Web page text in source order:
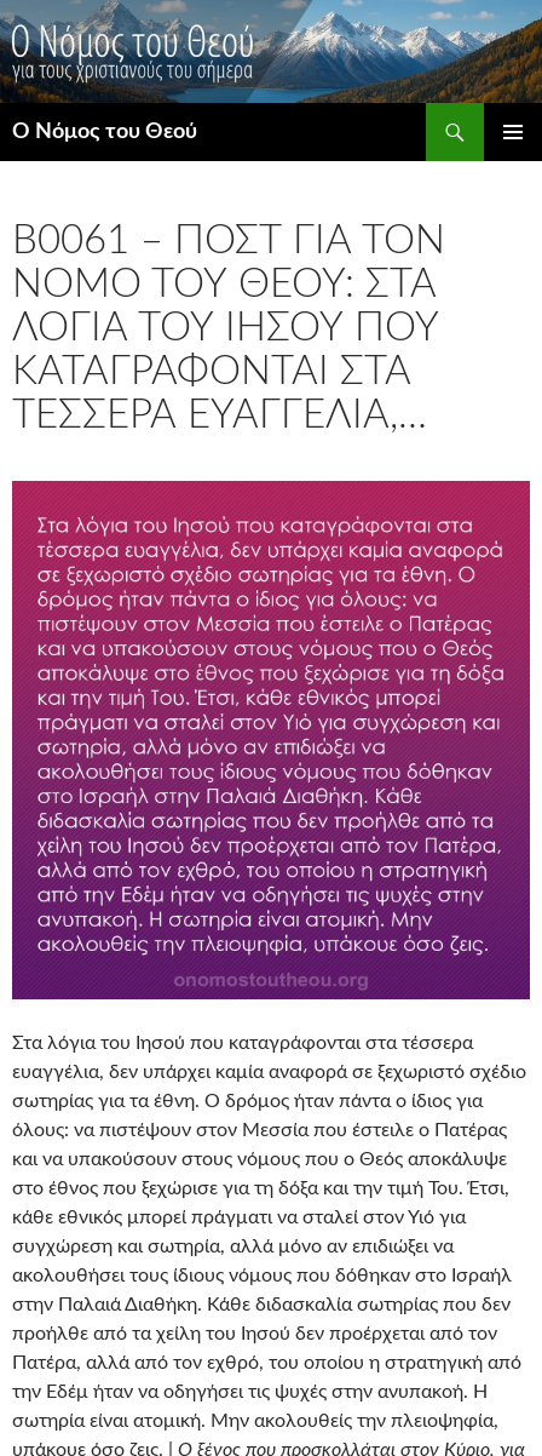
Μετάβαση
σε
περιεχόμενο
Ο Νόμος του Θεού
B0061 – ΠΟΣΤ ΓΙΑ ΤΟΝ
ΝΌΜΟ ΤΟΥ ΘΕΟΎ: ΣΤΑ
ΛΌΓΙΑ ΤΟΥ ΙΗΣΟΎ ΠΟΥ
ΚΑΤΑΓΡΆΦΟΝΤΑΙ ΣΤΑ
ΤΈΣΣΕΡΑ ΕΥΑΓΓΈΛΙΑ,…
Στα λόγια του Ιησού που καταγράφονται στα τέσσερα
ευαγγέλια, δεν υπάρχει καμία αναφορά σε ξεχωριστό σχέδιο
σωτηρίας για τα έθνη. Ο δρόμος ήταν πάντα ο ίδιος για
όλους: να πιστέψουν στον Μεσσία που έστειλε ο Πατέρας
και να υπακούσουν στους νόμους που ο Θεός αποκάλυψε
στο έθνος που ξεχώρισε για τη δόξα και την τιμή Του. Έτσι,
κάθε εθνικός μπορεί πράγματι να σταλεί στον Υιό για
συγχώρεση και σωτηρία, αλλά μόνο αν επιδιώξει να
ακολουθήσει τους ίδιους νόμους που δόθηκαν στο Ισραήλ
στην Παλαιά Διαθήκη. Κάθε διδασκαλία σωτηρίας που δεν
προήλθε από τα χείλη του Ιησού δεν προέρχεται από τον
Πατέρα, αλλά από τον εχθρό, του οποίου η στρατηγική από
την Εδέμ ήταν να οδηγήσει τις ψυχές στην ανυπακοή. Η
σωτηρία είναι ατομική. Μην ακολουθείς την πλειοψηφία,
υπάκουε όσο ζεις. | Ο ξένος που προσκολλάται στον Κύριο, για